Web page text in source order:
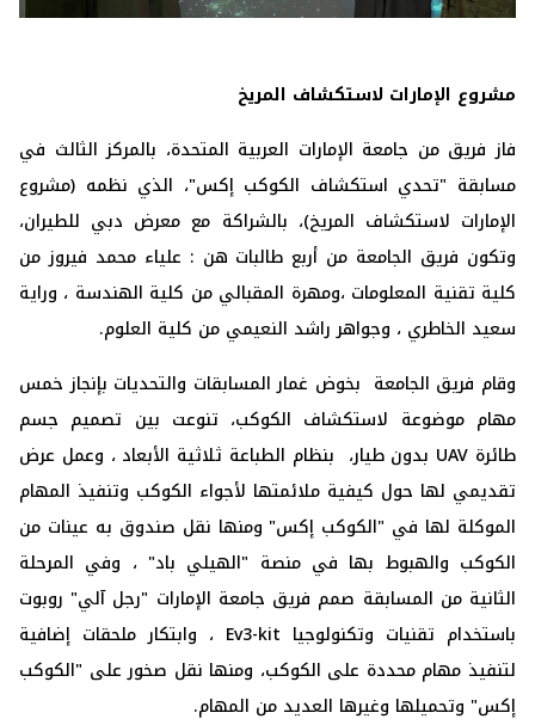
مشروع الإمارات لاستكشاف المريخ
فاز فريق من جامعة الإمارات العربية المتحدة، بالمركز الثالث في
مسابقة ‏‏"تحدي استكشاف الكوكب إكس"، الذي نظمه (مشروع
الإمارات لاستكشاف ‏المريخ)، بالشراكة مع معرض دبي للطيران،
وتكون فريق الجامعة من أربع ‏طالبات هن : علياء محمد فيروز من
وقام فريق الجامعة بخوض غمار المسابقات والتحديات بإنجاز خمس
مهام ‏موضوعة لاستكشاف الكوكب، تنوعت بين تصميم جسم
طائرة ‏UAV‏ بدون ‏طيار، بنظام الطباعة ثلاثية الأبعاد ، وعمل عرض
تقديمي لها حول كيفية ‏ملائمتها لأجواء الكوكب وتنفيذ المهام
الموكلة لها في "الكوكب إكس" ومنها ‏نقل صندوق به عينات من
الكوكب والهبوط بها في منصة "الهيلي باد" ، وفي ‏المرحلة
الثانية من المسابقة صمم فريق جامعة الإمارات "رجل آلي" روبوت
‏باستخدام تقنيات وتكنولوجيا ‏Ev3-kit‏ ، وابتكار ملحقات إضافية
لتنفيذ مهام ‏محددة على الكوكب، ومنها نقل صخور على "الكوكب
إكس" وتحميلها وغيرها ‏العديد من المهام. ‏